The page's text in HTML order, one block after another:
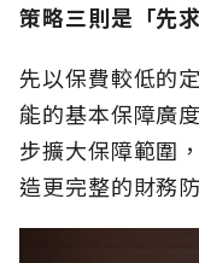
策略三則是「先
先以保費較低的
能的基本保障廣
步擴大保障範圍
造更完整的財務